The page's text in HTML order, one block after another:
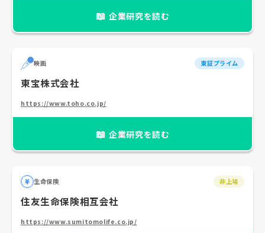
📖 企業研究を読む
映画 東証プライム
東宝株式会社
https://www.toho.co.jp/
📖 企業研究を読む
生命保険 非上場
住友生命保険相互会社
https://www.sumitomolife.co.jp/